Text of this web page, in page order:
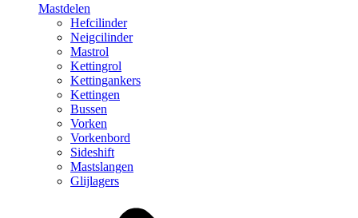
Mastdelen
Hefcilinder
Neigcilinder
Mastrol
Kettingrol
Kettingankers
Kettingen
Bussen
Vorken
Vorkenbord
Sideshift
Mastslangen
Glijlagers